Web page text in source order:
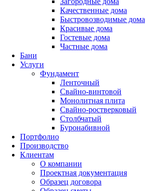
Качественные дома
Быстровозводимые дома
Красивые дома
Гостевые дома
Частные дома
Бани
Услуги
Фундамент
Ленточный
Свайно-винтовой
Монолитная плита
Свайно-ростверковый
Столбчатый
Буронабивной
Портфолио
Производство
Клиентам
О компании
Проектная документация
Образец договора